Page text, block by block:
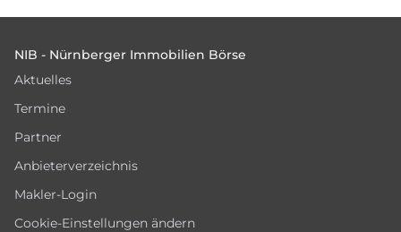
NIB - Nürnberger Immobilien Börse
Aktuelles
Termine
Partner
Anbieterverzeichnis
Makler-Login
Cookie-Einstellungen ändern